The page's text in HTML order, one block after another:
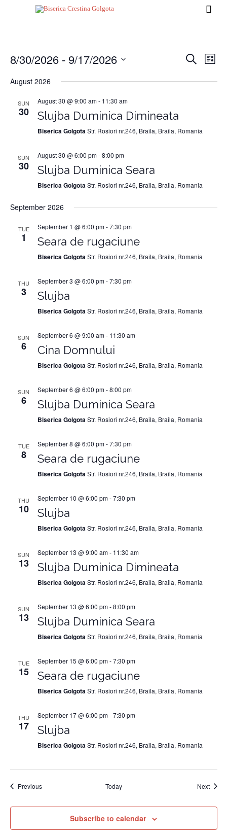

Events
Search
List
8/30/2026 - 9/17/2026
date.
August 2026
SUN
30
August 30 @ 9:00 am- 11:30 am
Slujba Duminica Dimineata
Biserica GolgotaStr. Rosiori nr.246, Braila, Braila, Romania
SUN
30
August 30 @ 6:00 pm-8:00 pm
Slujba Duminica Seara
Biserica GolgotaStr. Rosiori nr.246, Braila, Braila, Romania
September 2026
TUE
1
September 1 @ 6:00 pm-7:30 pm
Seara de rugaciune
Biserica GolgotaStr. Rosiori nr.246, Braila, Braila, Romania
THU
3
September 3 @ 6:00 pm-7:30 pm
Slujba
Biserica GolgotaStr. Rosiori nr.246, Braila, Braila, Romania
SUN
6
September 6 @ 9:00 am- 11:30 am
Cina Domnului
Biserica GolgotaStr. Rosiori nr.246, Braila, Braila, Romania
SUN
6
September 6 @ 6:00 pm-8:00 pm
Slujba Duminica Seara
Biserica GolgotaStr. Rosiori nr.246, Braila, Braila, Romania
TUE
8
September 8 @ 6:00 pm-7:30 pm
Seara de rugaciune
Biserica GolgotaStr. Rosiori nr.246, Braila, Braila, Romania
THU
10
September 10 @ 6:00 pm-7:30 pm
Slujba
Biserica GolgotaStr. Rosiori nr.246, Braila, Braila, Romania
SUN
13
September 13 @ 9:00 am- 11:30 am
Slujba Duminica Dimineata
Biserica GolgotaStr. Rosiori nr.246, Braila, Braila, Romania
SUN
13
September 13 @ 6:00 pm-8:00 pm
Slujba Duminica Seara
Biserica GolgotaStr. Rosiori nr.246, Braila, Braila, Romania
TUE
15
September 15 @ 6:00 pm-7:30 pm
Seara de rugaciune
Biserica GolgotaStr. Rosiori nr.246, Braila, Braila, Romania
THU
17
September 17 @ 6:00 pm-7:30 pm
Slujba
Biserica GolgotaStr. Rosiori nr.246, Braila, Braila, Romania
PreviousEvents Today Next
Subscribe to calendar